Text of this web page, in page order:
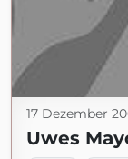
17 Dezember
Uwes